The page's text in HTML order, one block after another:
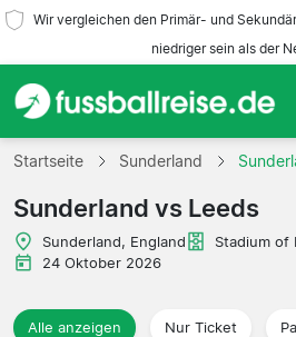
Wir vergleichen den Primär- und
niedriger sein als der
Startseite
Mannschaften
Ligen
Reisebüros
Startseite Sunderland
Sunderland vs Leeds
Sunderland, England Stadium of
24 Oktober 2026
Alle anzeigen Nur Ticket